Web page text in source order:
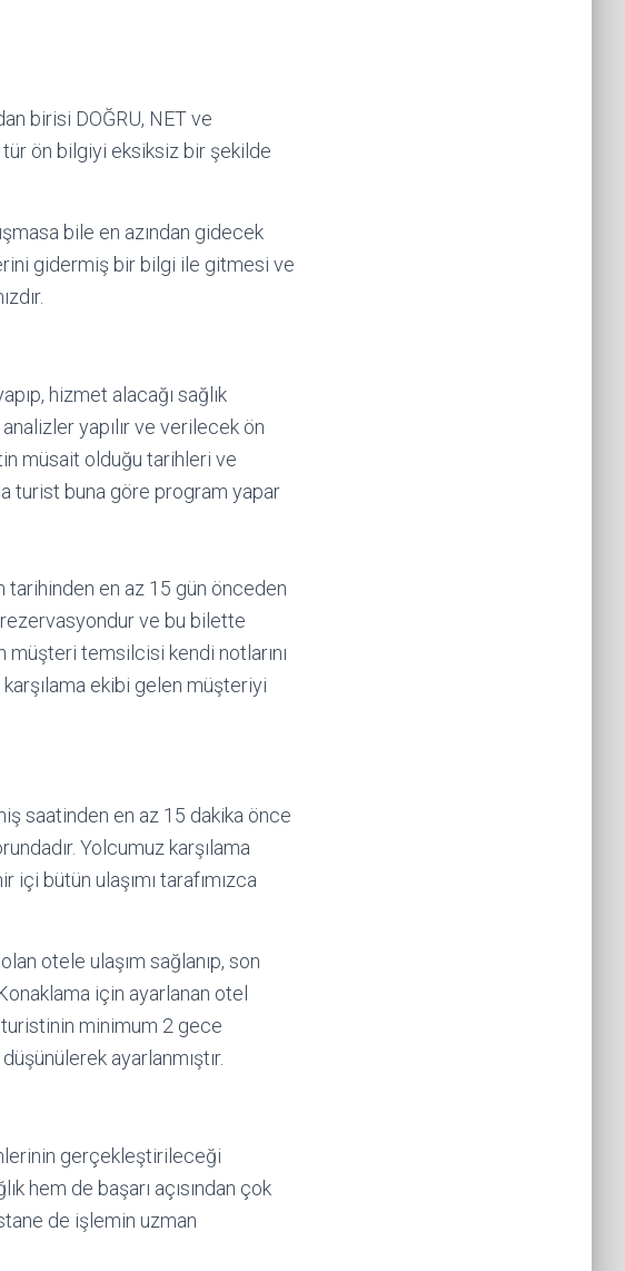
birisi DOĞRU, NET ve
tür ön bilgiyi eksiksiz bir şekilde
bile en azından gidecek
gidermiş bir bilgi ile gitmesi ve
hizmet alacağı sağlık
yapılır ve verilecek ön
müsait olduğu tarihleri ve
turist buna göre program yapar
tarihinden en az 15 gün önceden
ve bu bilette
müşteri temsilcisi kendi notlarını
ekibi gelen müşteriyi
saatinden en az 15 dakika önce
Yolcumuz karşılama
içi bütün ulaşımı tarafımızca
otele ulaşım sağlanıp, son
için ayarlanan otel
turistinin minimum 2 gece
ayarlanmıştır.
gerçekleştirileceği
hem de başarı açısından çok
de işlemin uzman